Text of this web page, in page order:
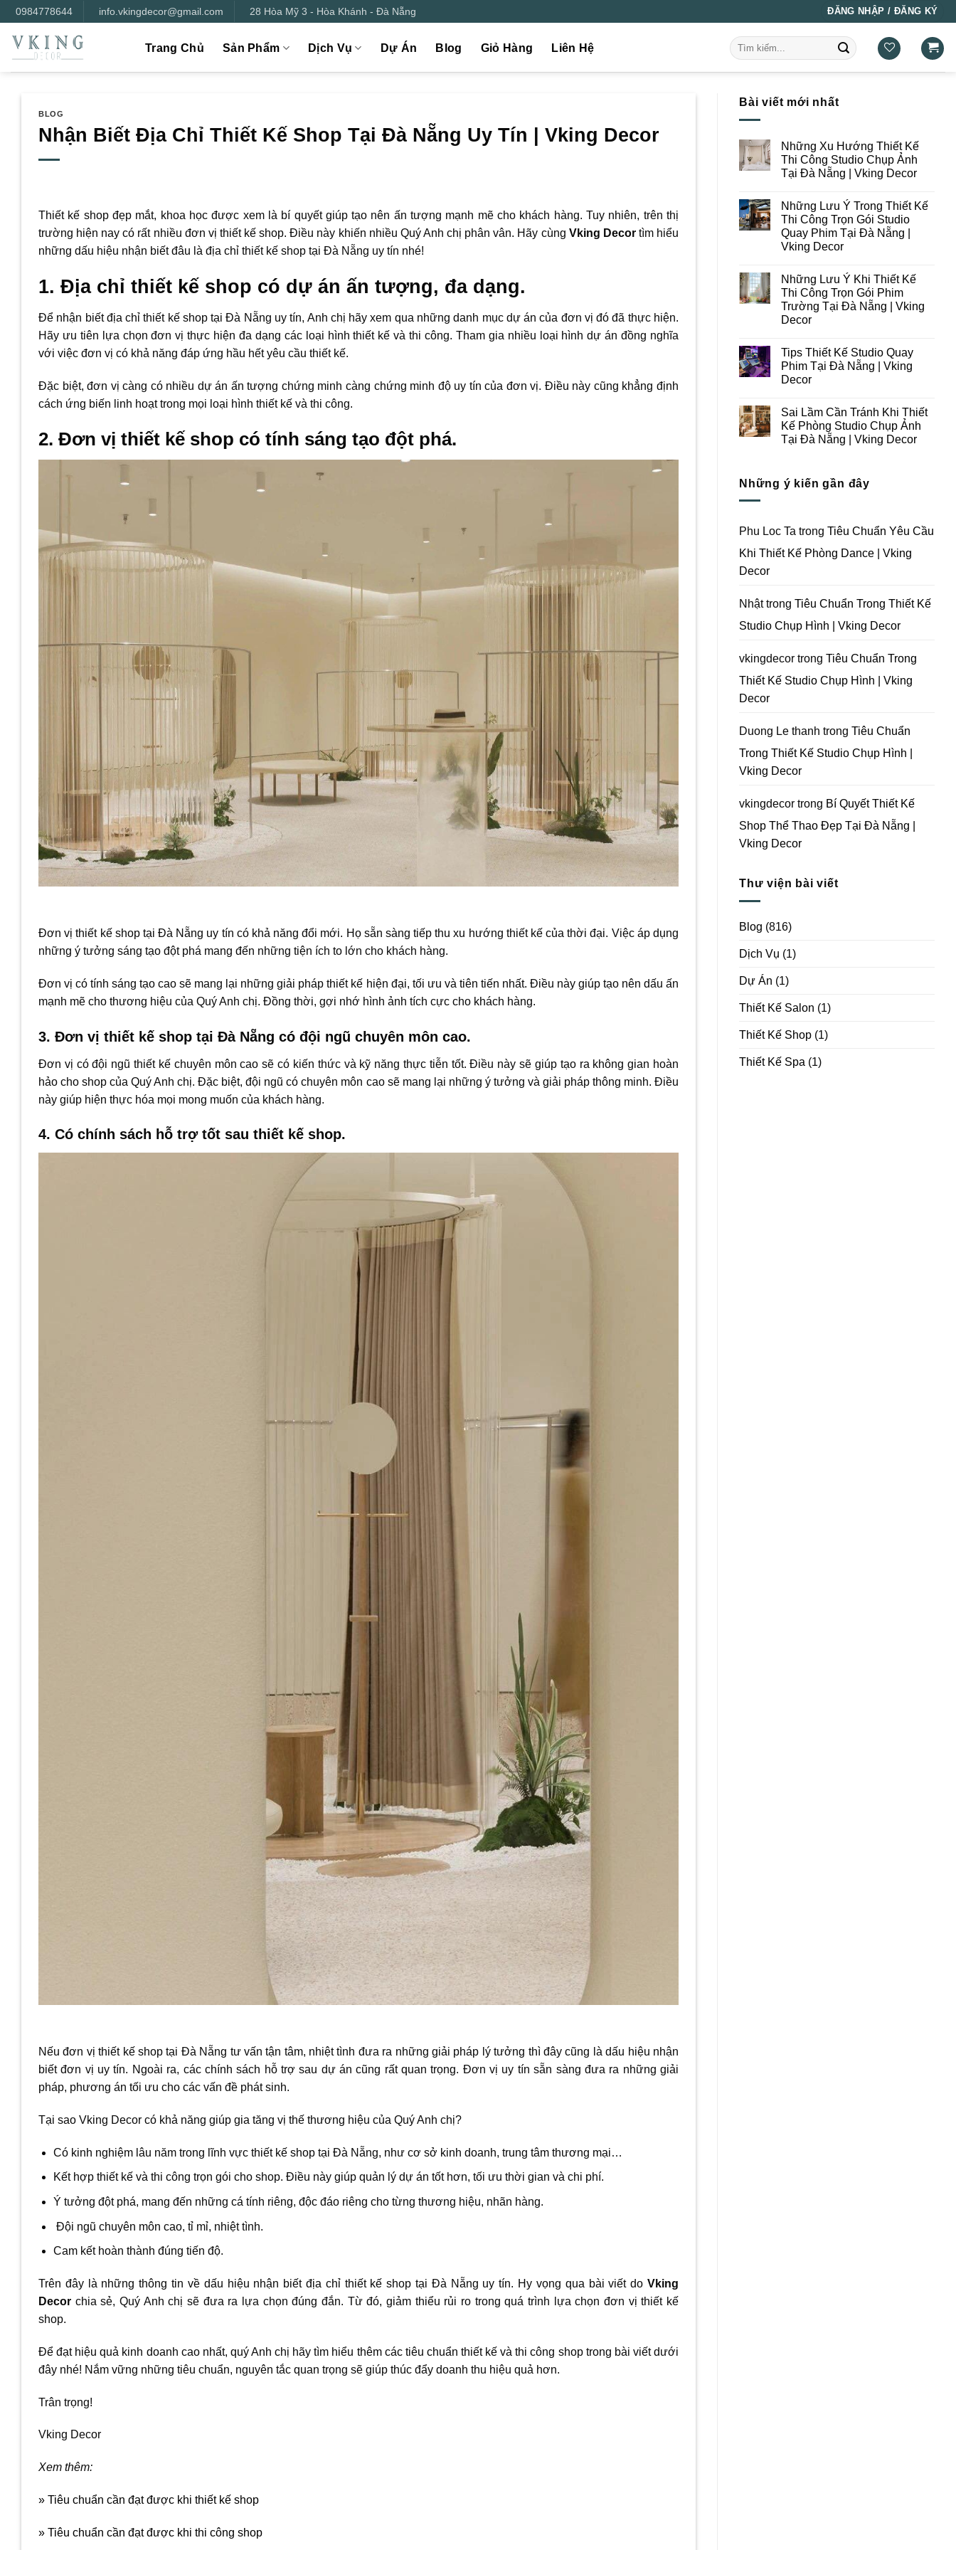
qua
nội
dung
0984778644 info.vkingdecor@gmail.com 28 Hòa Mỹ 3 - Hòa Khánh - Đà Nẵng ĐĂNG NHẬP / ĐĂNG KÝ
Trang Chủ Sản Phẩm Dịch Vụ Dự Án Blog Giỏ Hàng Liên Hệ
Tìm
kiếm:
BLOG
Nhận Biết Địa Chỉ Thiết Kế Shop Tại Đà Nẵng Uy Tín | Vking Decor
Thiết kế shop đẹp mắt, khoa học được xem là bí quyết giúp tạo nên ấn tượng mạnh mẽ cho khách hàng. Tuy nhiên, trên thị
trường hiện nay có rất nhiều đơn vị thiết kế shop. Điều này khiến nhiều Quý Anh chị phân vân. Hãy cùng Vking Decortìm hiểu
những dấu hiệu nhận biết đâu là địa chỉ thiết kế shop tại Đà Nẵng uy tín nhé!
1. Địa chỉ thiết kế shop có dự án ấn tượng, đa dạng.
Để nhận biết địa chỉ thiết kế shop tại Đà Nẵng uy tín, Anh chị hãy xem qua những danh mục dự án của đơn vị đó đã thực hiện.
Hãy ưu tiên lựa chọn đơn vị thực hiện đa dạng các loại hình thiết kế và thi công. Tham gia nhiều loại hình dự án đồng nghĩa
với việc đơn vị có khả năng đáp ứng hầu hết yêu cầu thiết kế.
Đặc biệt, đơn vị càng có nhiều dự án ấn tượng chứng minh càng chứng minh độ uy tín của đơn vị. Điều này cũng khẳng định
cách ứng biến linh hoạt trong mọi loại hình thiết kế và thi công.
2. Đơn vị thiết kế shop có tính sáng tạo đột phá.
Đơn vị thiết kế shop tại Đà Nẵng uy tín có khả năng đổi mới. Họ sẵn sàng tiếp thu xu hướng thiết kế của thời đại. Việc áp dụng
những ý tưởng sáng tạo đột phá mang đến những tiện ích to lớn cho khách hàng.
Đơn vị có tính sáng tạo cao sẽ mang lại những giải pháp thiết kế hiện đại, tối ưu và tiên tiến nhất. Điều này giúp tạo nên dấu ấn
mạnh mẽ cho thương hiệu của Quý Anh chị. Đồng thời, gợi nhớ hình ảnh tích cực cho khách hàng.
3. Đơn vị thiết kế shop tại Đà Nẵng có đội ngũ chuyên môn cao.
Đơn vị có đội ngũ thiết kế chuyên môn cao sẽ có kiến thức và kỹ năng thực tiễn tốt. Điều này sẽ giúp tạo ra không gian hoàn
hảo cho shop của Quý Anh chị. Đặc biệt, đội ngũ có chuyên môn cao sẽ mang lại những ý tưởng và giải pháp thông minh. Điều
này giúp hiện thực hóa mọi mong muốn của khách hàng.
4. Có chính sách hỗ trợ tốt sau thiết kế shop.
Nếu đơn vị thiết kế shop tại Đà Nẵng tư vấn tận tâm, nhiệt tình đưa ra những giải pháp lý tưởng thì đây cũng là dấu hiệu nhận
biết đơn vị uy tín. Ngoài ra, các chính sách hỗ trợ sau dự án cũng rất quan trọng. Đơn vị uy tín sẵn sàng đưa ra những giải
pháp, phương án tối ưu cho các vấn đề phát sinh.
Tại sao Vking Decor có khả năng giúp gia tăng vị thế thương hiệu của Quý Anh chị?
Có kinh nghiệm lâu năm trong lĩnh vực thiết kế shop tại Đà Nẵng, như cơ sở kinh doanh, trung tâm thương mại…
Kết hợp thiết kế và thi công trọn gói cho shop. Điều này giúp quản lý dự án tốt hơn, tối ưu thời gian và chi phí.
Ý tưởng đột phá, mang đến những cá tính riêng, độc đáo riêng cho từng thương hiệu, nhãn hàng.
Đội ngũ chuyên môn cao, tỉ mỉ, nhiệt tình.
Cam kết hoàn thành đúng tiến độ.
Trên đây là những thông tin về dấu hiệu nhận biết địa chỉ thiết kế shop tại Đà Nẵng uy tín. Hy vọng qua bài viết do Vking
Decor chia sẻ, Quý Anh chị sẽ đưa ra lựa chọn đúng đắn. Từ đó, giảm thiểu rủi ro trong quá trình lựa chọn đơn vị thiết kế
shop.
Để đạt hiệu quả kinh doanh cao nhất, quý Anh chị hãy tìm hiểu thêm các tiêu chuẩn thiết kế và thi công shop trong bài viết dưới
đây nhé! Nắm vững những tiêu chuẩn, nguyên tắc quan trọng sẽ giúp thúc đẩy doanh thu hiệu quả hơn.
Trân trọng!
Vking Decor
Xem thêm:
» Tiêu chuẩn cần đạt được khi thiết kế shop
» Tiêu chuẩn cần đạt được khi thi công shop
Bài viết mới nhất
Những Xu Hướng Thiết Kế
Thi Công Studio Chụp Ảnh
Tại Đà Nẵng | Vking Decor
bình
luận
ở
Những
Xu
Hướng
Thi
Công
Studio
Chụp
Ảnh
Tại
Vking
Decor
Những Lưu Ý Trong Thiết Kế
Thi Công Trọn Gói Studio
Quay Phim Tại Đà Nẵng |
Vking Decor
bình
luận
ở
Những
Lưu
Ý
Kế
Thi
Công
Trọn
Quay
Phim
Tại
Đà
Nẵng
Những Lưu Ý Khi Thiết Kế
Thi Công Trọn Gói Phim
Trường Tại Đà Nẵng | Vking
Decor
bình
luận
ở
Những
Khi
Thiết
Kế
Thi
Công
Trường
Tại
Vking
Decor
Tips Thiết Kế Studio Quay
Phim Tại Đà Nẵng | Vking
Decor
bình
luận
ở
Tips
Quay
Phim
Vking
Sai Lầm Cần Tránh Khi Thiết
Kế Phòng Studio Chụp Ảnh
Tại Đà Nẵng | Vking Decor
luận
ở
Tránh
Khi
Kế
Tại
Đà
Nẵng
|
Những ý kiến gần đây
Phu Loc Ta trong Tiêu Chuẩn Yêu Cầu
Khi Thiết Kế Phòng Dance | Vking
Decor
Nhậttrong Tiêu Chuẩn Trong Thiết Kế
Studio Chụp Hình | Vking Decor
vkingdecor trong Tiêu Chuẩn Trong
Thiết Kế Studio Chụp Hình | Vking
Decor
Duong Le thanh trong Tiêu Chuẩn
Trong Thiết Kế Studio Chụp Hình |
Vking Decor
vkingdecor trong Bí Quyết Thiết Kế
Shop Thể Thao Đẹp Tại Đà Nẵng |
Vking Decor
Thư viện bài viết
Blog (816)
Dịch Vụ (1)
Dự Án (1)
Thiết Kế Salon (1)
Thiết Kế Shop (1)
Thiết Kế Spa (1)